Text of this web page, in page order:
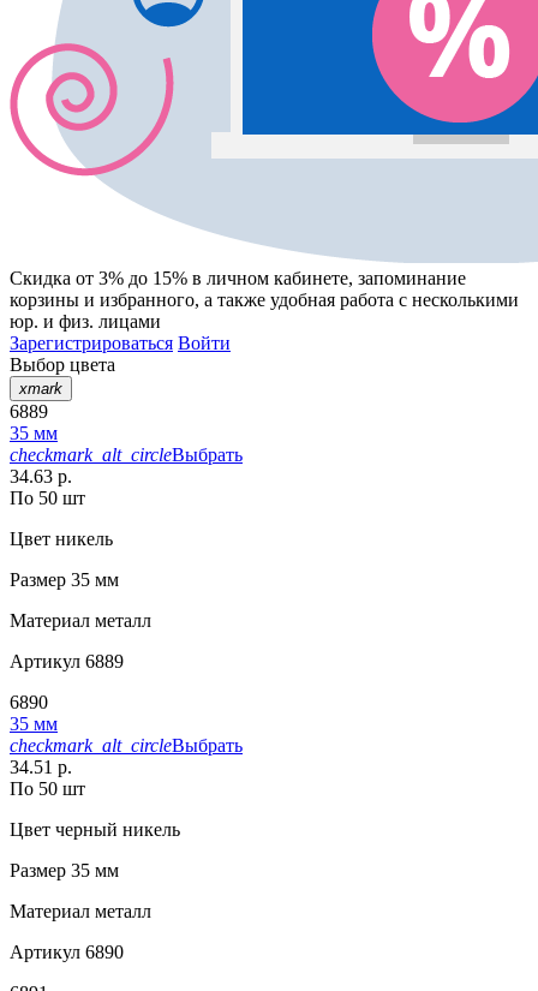
Скидка от 3% до 15% в личном кабинете, запоминание
корзины и избранного, а также удобная работа с несколькими
юр. и физ. лицами
Зарегистрироваться Войти
Выбор цвета
xmark
6889
35 мм
checkmark_alt_circleВыбрать
34.63 р.
По 50 шт
Цвет никель
Размер 35 мм
Материал металл
Артикул 6889
6890
35 мм
checkmark_alt_circleВыбрать
34.51 р.
По 50 шт
Цвет черный никель
Размер 35 мм
Материал металл
Артикул 6890